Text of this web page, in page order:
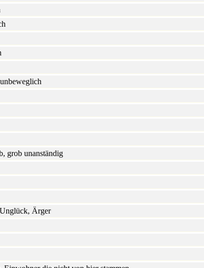
grob unanständig
Ärger